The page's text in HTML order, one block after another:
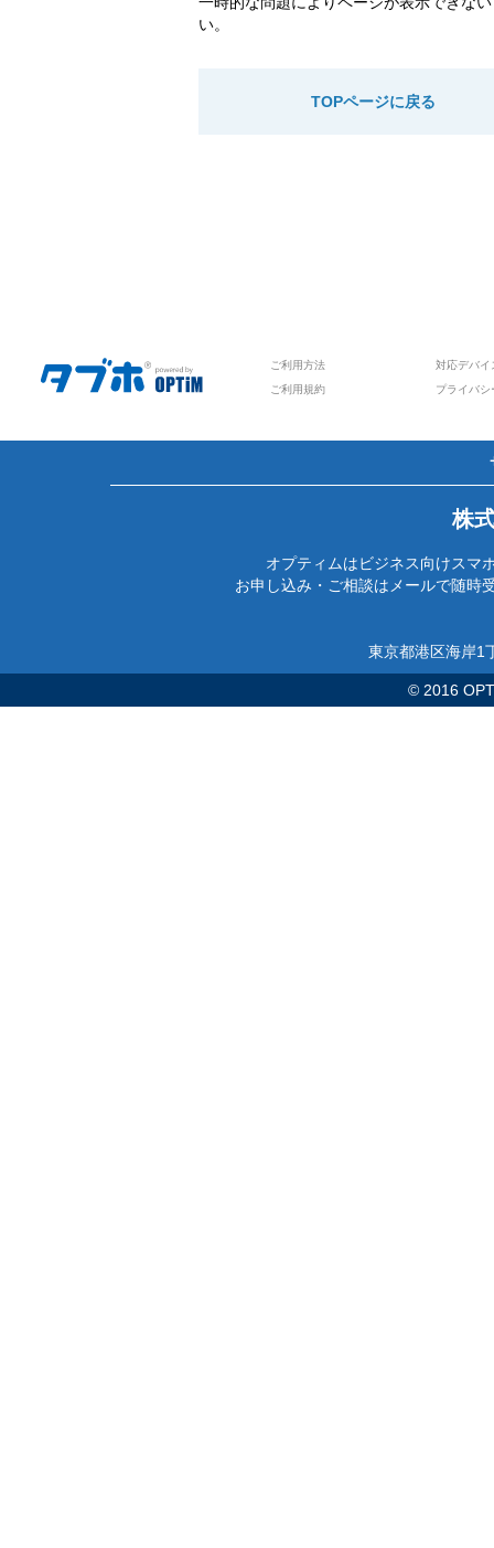
い。
TOPページに戻る
ご利用方法
対応デバイ
ご利用規約
プライバシ
株
オプティムはビジネス向けスマ
お申し込み・ご相談はメールで随時
東京都港区海岸1
© 2016